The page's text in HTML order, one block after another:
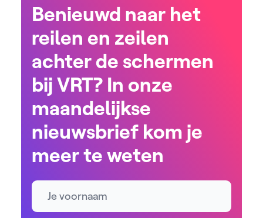
Benieuwd naar het
reilen en zeilen
achter de schermen
bij VRT? In onze
maandelijkse
nieuwsbrief kom je
meer te weten
Naam